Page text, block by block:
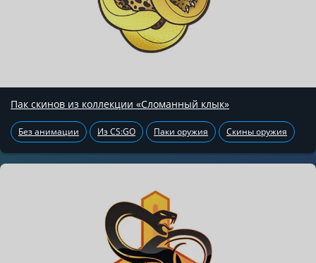
Пак скинов из коллекции «Сломанный клык»
Без анимации Из CS:GO Паки оружия Скины оружия